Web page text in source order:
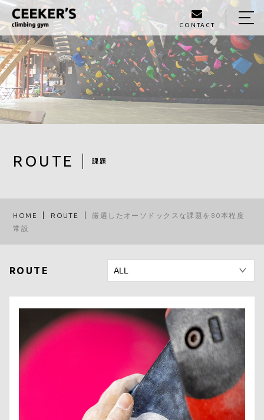
CONTACT
ROUTE 課題
HOME ROUTE
厳選したオーソドックスな課題を80本程度
常設
ROUTE
HOME
ABOUT US
PRICE LIST
CONTACT